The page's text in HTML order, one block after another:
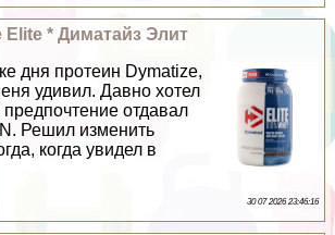
* Диматайз Элит
дня протеин Dymatize,
удивил. Давно хотел
отдавал
Решил изменить
когда увидел в
30 07 2026 23:46:16